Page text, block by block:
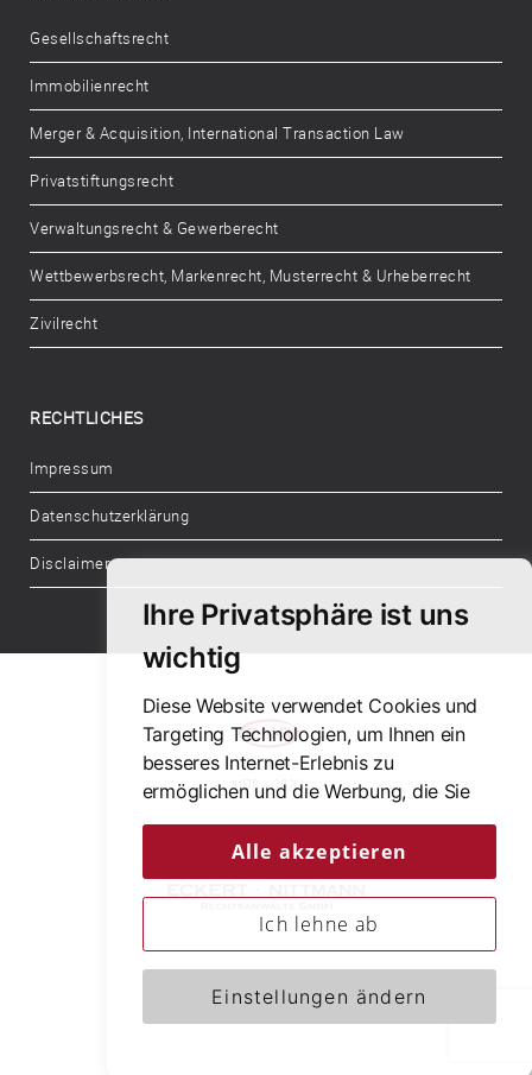
Ihre Privatsphäre ist uns
wichtig
Diese Website verwendet Cookies und
Targeting Technologien, um Ihnen ein
besseres Internet-Erlebnis zu
ermöglichen und die Werbung, die Sie
sehen, besser an Ihre Bedürfnisse
anzupassen. Diese Technologien nutzen
wir außerdem, um Ergebnisse zu
messen, um zu verstehen, woher unsere
Besucher kommen oder um unsere
Alle akzeptieren
Ich lehne ab
Einstellungen ändern
Gesellschaftsrecht
Immobilienrecht
Merger & Acquisition, International Transaction Law
Privatstiftungsrecht
Verwaltungsrecht & Gewerberecht
Wettbewerbsrecht, Markenrecht, Musterrecht & Urheberrecht
Zivilrecht
RECHTLICHES
Impressum
Datenschutzerklärung
Disclaimer
48 Jahre
1978 – 2026
Eckert • Nittmann Rechtsanwälte GmbH